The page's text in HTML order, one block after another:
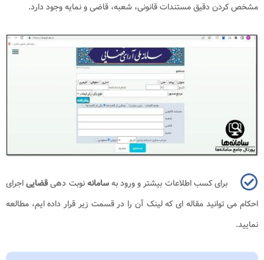
مشخص کردن دقیق مستندات قانونی، شعبه، قاضی و نمایه وجود دارد.
برای کسب اطلاعات بیشتر و ورود بهسامانهنوبت دهیقضاییاجرای
احکام می توانید مقاله ای که لینک آن را در قسمت زیر قرار داده ایم، مطالعه
نمایید.